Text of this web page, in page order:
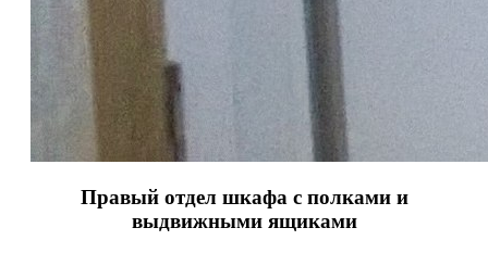
Правый отдел шкафа с полками и
выдвижными ящиками